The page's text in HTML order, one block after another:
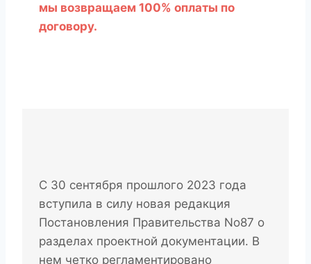
мы возвращаем 100% оплаты по
договору.
С 30 сентября прошлого 2023 года
вступила в силу новая редакция
Постановления Правительства No87 о
разделах проектной документации. В
нем четко регламентировано